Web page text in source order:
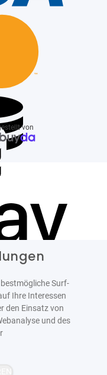
von
Surf-
Ihre Interessen
den Einsatz von
und des